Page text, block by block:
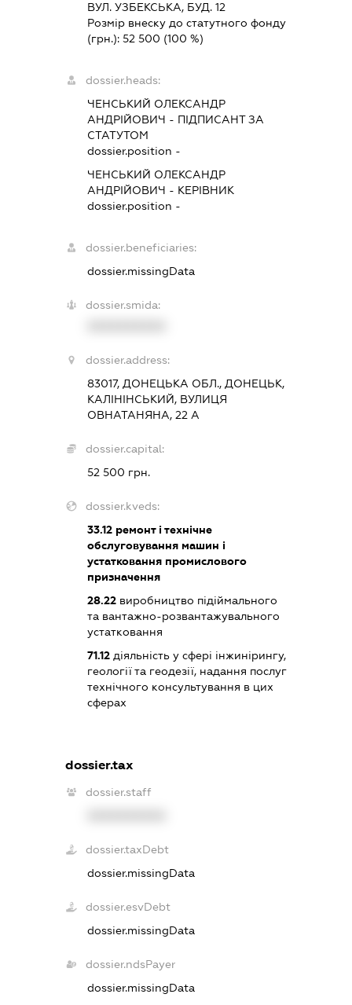
ВУЛ. УЗБЕКСЬКА, БУД. 12
Розмір внеску до статутного фонду
(грн.):52 500 (100 %)
dossier.heads:
ЧЕНСЬКИЙ ОЛЕКСАНДР
АНДРІЙОВИЧ - ПІДПИСАНТЗА
СТАТУТОМ
dossier.position -
ЧЕНСЬКИЙ ОЛЕКСАНДР
АНДРІЙОВИЧ - КЕРІВНИК
dossier.position -
dossier.beneficiaries:
dossier.missingData
dossier.smida:
dossier.address:
83017, ДОНЕЦЬКА ОБЛ., ДОНЕЦЬК,
КАЛІНІНСЬКИЙ, ВУЛИЦЯ
ОВНАТАНЯНА, 22 А
dossier.capital:
52 500 грн.
dossier.kveds:
33.12 ремонт і технічне
обслуговування машин і
устатковання промислового
призначення
28.22 виробництво підіймального
та вантажно-розвантажувального
устатковання
71.12 діяльність у сфері інжинірингу,
геології та геодезії, надання послуг
технічного консультування в цих
сферах
dossier.tax
dossier.staff
dossier.taxDebt
dossier.missingData
dossier.esvDebt
dossier.missingData
dossier.ndsPayer
dossier.missingData